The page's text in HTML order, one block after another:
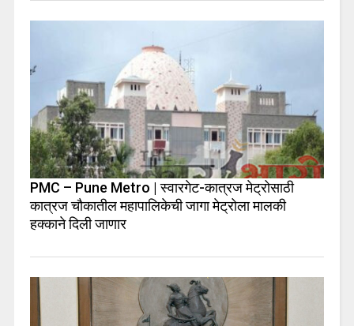
PMC – Pune Metro | स्वारगेट-कात्रज मेट्रोसाठी
कात्रज चौकातील महापालिकेची जागा मेट्रोला मालकी
हक्काने दिली जाणार